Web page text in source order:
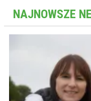
NAJNOWSZE